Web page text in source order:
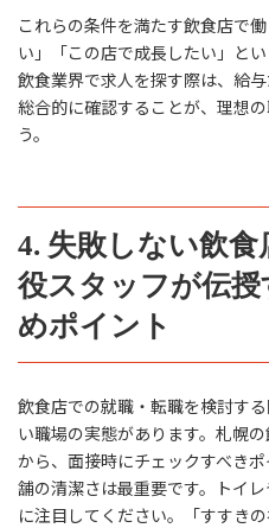
これらの条件を満たす飲食店で
い」「この店で成長したい」と
飲食業界で求人を探す際は、給
総合的に確認することが、理想
う。
4. 失敗しない飲
役スタッフが伝
めポイント
飲食店での就職・転職を検討す
い職場の実態があります。札幌
から、面接時にチェックすべき
舗の清潔さは最重要です。トイ
に注目してください。「すすき